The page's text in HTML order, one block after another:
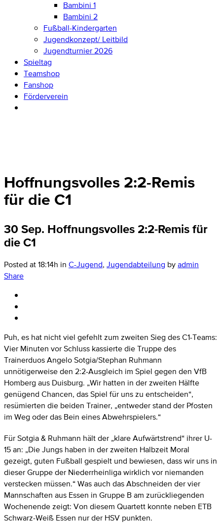
Bambini 1
Bambini 2
Fußball-Kindergarten
Jugendkonzept/ Leitbild
Jugendturnier 2026
Spieltag
Teamshop
Fanshop
Förderverein
Hoffnungsvolles 2:2-Remis
für die C1
30 Sep. Hoffnungsvolles 2:2-Remis für
die C1
Posted at 18:14h in C-Jugend, Jugendabteilung byadmin
Share
Puh, es hat nicht viel gefehlt zum zweiten Sieg des C1-Teams:
Vier Minuten vor Schluss kassierte die Truppe des
Trainerduos Angelo Sotgia/Stephan Ruhmann
unnötigerweise den 2:2-Ausgleich im Spiel gegen den VfB
Homberg aus Duisburg. „Wir hatten in der zweiten Hälfte
genügend Chancen, das Spiel für uns zu entscheiden“,
resümierten die beiden Trainer, „entweder stand der Pfosten
im Weg oder das Bein eines Abwehrspielers.“
Für Sotgia & Ruhmann hält der „klare Aufwärtstrend“ ihrer U-
15 an: „Die Jungs haben in der zweiten Halbzeit Moral
gezeigt, guten Fußball gespielt und bewiesen, dass wir uns in
dieser Gruppe der Niederrheinliga wirklich vor niemanden
verstecken müssen.“ Was auch das Abschneiden der vier
Mannschaften aus Essen in Gruppe B am zurückliegenden
Wochenende zeigt: Von diesem Quartett konnte neben ETB
Schwarz-Weiß Essen nur der HSV punkten.